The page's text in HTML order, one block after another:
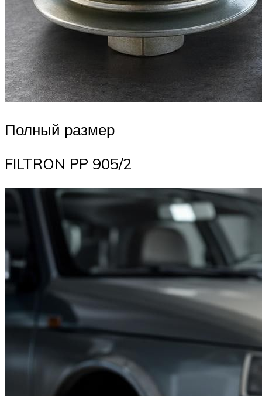
Полный размер
FILTRON PP 905/2